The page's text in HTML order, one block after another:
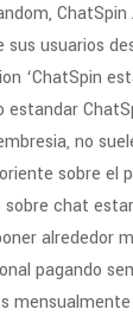
ChatSpin
usuarios
‘ChatSpin
estandar
no
sobre el
chat
alrededor
pagando